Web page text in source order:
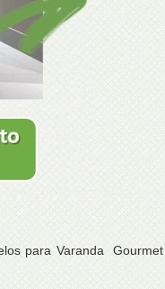
para Varanda